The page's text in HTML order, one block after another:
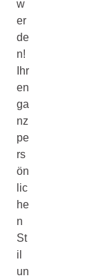
w
er
de
n!
Ihr
en
ga
nz
pe
rs
ön
lic
he
n
St
il
un